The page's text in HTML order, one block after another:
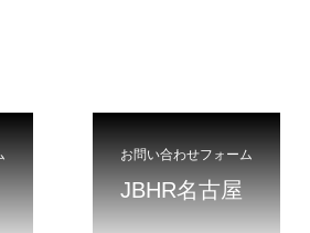
お問い合わせフォーム
JBHR名古屋